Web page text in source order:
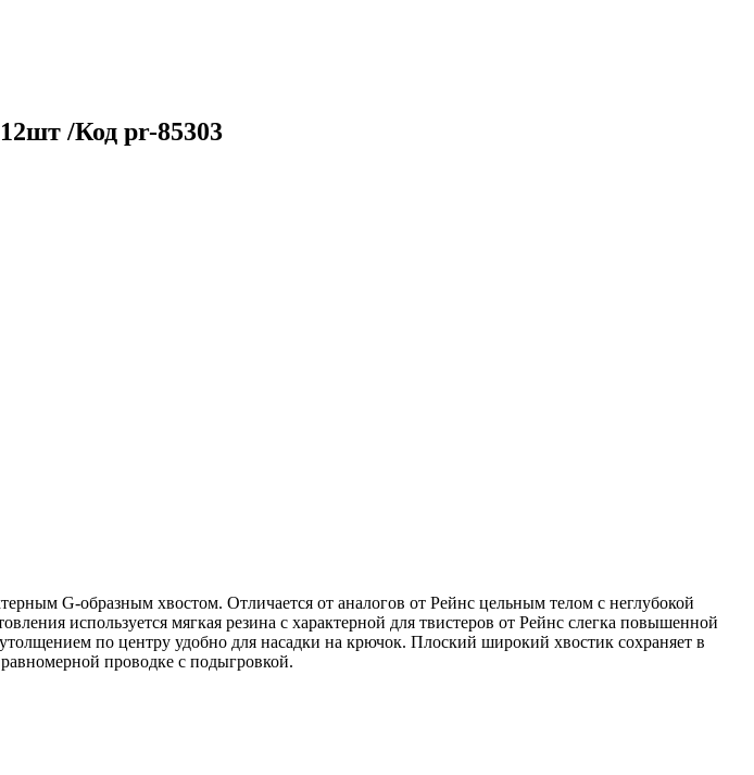
/Код pr-85303
G-образным хвостом. Отличается от аналогов от Рейнс цельным телом с неглубокой
используется мягкая резина с характерной для твистеров от Рейнс слегка повышенной
по центру удобно для насадки на крючок. Плоский широкий хвостик сохраняет в
проводке с подыгровкой.